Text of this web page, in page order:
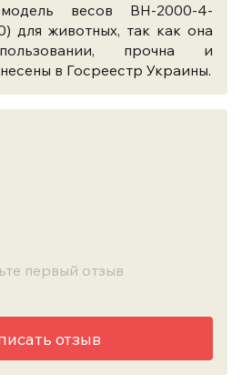
модель весов ВН-2000-4-
для животных, так как она
прочна и
в Госреестр Украины.
первый отзыв
отзыв